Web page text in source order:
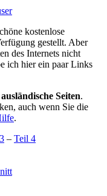
kostenlose
gestellt. Aber
des Internets nicht
ich hier ein paar Links
ausländische Seiten.
auch wenn Sie die
.
– Teil 4